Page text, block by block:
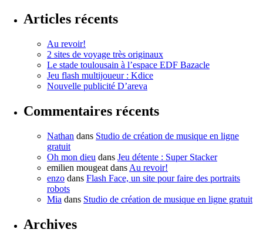
Articles récents
Au revoir!
2 sites de voyage très originaux
Le stade toulousain à l’espace EDF Bazacle
Jeu flash multijoueur : Kdice
Nouvelle publicité D’areva
Commentaires récents
Nathan dans Studio de création de musique en ligne
gratuit
Oh mon dieu dans Jeu détente : Super Stacker
emilien mougeat dans Au revoir!
enzo dans Flash Face, un site pour faire des portraits
robots
Mia dans Studio de création de musique en ligne gratuit
Archives